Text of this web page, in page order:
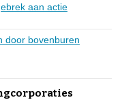
aan actie
door bovenburen